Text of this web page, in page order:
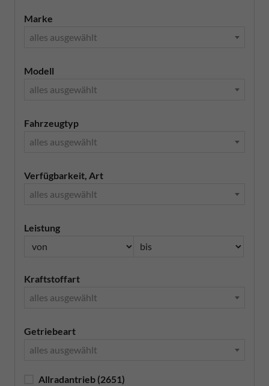
Marke
alles ausgewählt
Modell
alles ausgewählt
Fahrzeugtyp
alles ausgewählt
Verfügbarkeit, Art
alles ausgewählt
Leistung
Kraftstoffart
alles ausgewählt
Getriebeart
alles ausgewählt
Allradantrieb (2651)